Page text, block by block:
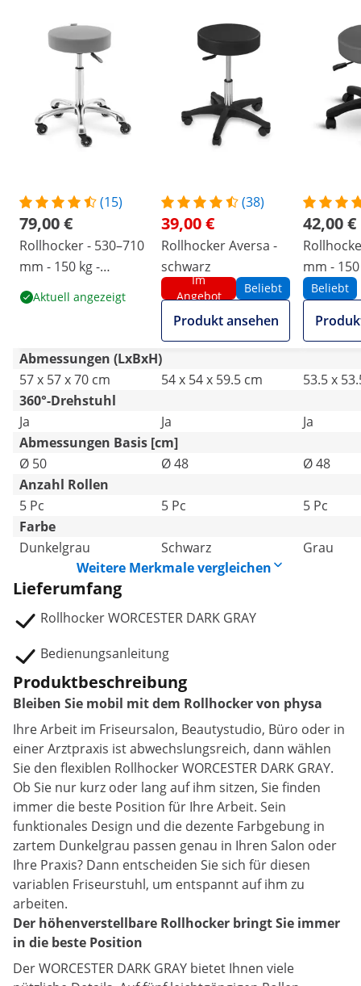
(15)
79,00 €
Rollhocker - 530–710
mm - 150 kg -
Dunkelgrau
Aktuell angezeigt
(38)
39,00 €
Rollhocker Aversa -
schwarz
Im
Angebot
Beliebt
Produkt ansehen
42,00 €
mm -
Beliebt
Abmessungen (LxBxH)
57 x 57 x 70 cm
54 x 54 x 59.5 cm
53.5 x
360°-Drehstuhl
Ja
Ja
Ja
Abmessungen Basis [cm]
Ø 50
Ø 48
Ø 48
Anzahl Rollen
5 Pc
5 Pc
5 Pc
Farbe
Dunkelgrau
Schwarz
Grau
Weitere Merkmale vergleichen
Lieferumfang
Rollhocker WORCESTER DARK GRAY
Bedienungsanleitung
Produktbeschreibung
Bleiben Sie mobil mit dem Rollhocker von physa
Ihre Arbeit im Friseursalon, Beautystudio, Büro oder in
einer Arztpraxis ist abwechslungsreich, dann wählen
Sie den flexiblen Rollhocker WORCESTER DARK GRAY.
Ob Sie nur kurz oder lang auf ihm sitzen, Sie finden
immer die beste Position für Ihre Arbeit. Sein
funktionales Design und die dezente Farbgebung in
zartem Dunkelgrau passen genau in Ihren Salon oder
Ihre Praxis? Dann entscheiden Sie sich für diesen
variablen Friseurstuhl, um entspannt auf ihm zu
arbeiten.
Der höhenverstellbare Rollhocker bringt Sie immer
in die beste Position
Der WORCESTER DARK GRAY bietet Ihnen viele